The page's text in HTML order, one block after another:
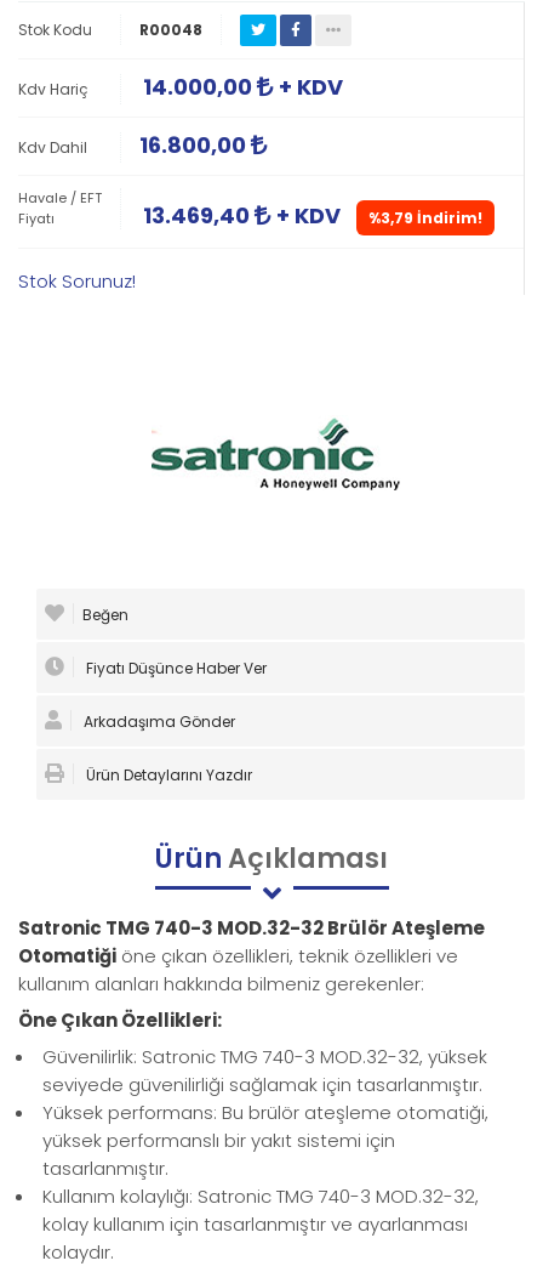
Stok Kodu R00048
Kdv Hariç 14.000,00 + KDV
Kdv Dahil 16.800,00
Havale / EFT
Fiyatı
13.469,40 + KDV %3,79 İndirim!
Stok Sorunuz!
Beğen
Fiyatı Düşünce Haber Ver
Arkadaşıma Gönder
Ürün Detaylarını Yazdır
ÜrünAçıklaması
Satronic TMG 740-3 MOD.32-32 Brülör Ateşleme
Otomatiği öne çıkan özellikleri, teknik özellikleri ve
kullanım alanları hakkında bilmeniz gerekenler:
Öne Çıkan Özellikleri:
Güvenilirlik: Satronic TMG 740-3 MOD.32-32, yüksek
seviyede güvenilirliği sağlamak için tasarlanmıştır.
Yüksek performans: Bu brülör ateşleme otomatiği,
yüksek performanslı bir yakıt sistemi için
tasarlanmıştır.
Kullanım kolaylığı: Satronic TMG 740-3 MOD.32-32,
kolay kullanım için tasarlanmıştır ve ayarlanması
kolaydır.